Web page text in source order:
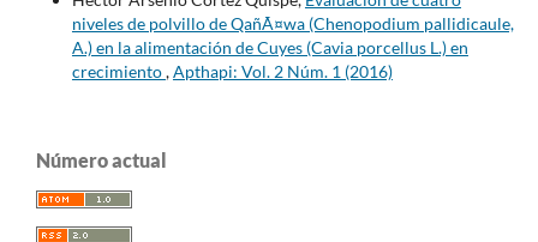
niveles de polvillo de QañÃ¤wa (Chenopodium pallidicaule,
A.) en la alimentación de Cuyes (Cavia porcellus L.) en
crecimiento,Apthapi: Vol. 2 Núm. 1 (2016)
Número actual